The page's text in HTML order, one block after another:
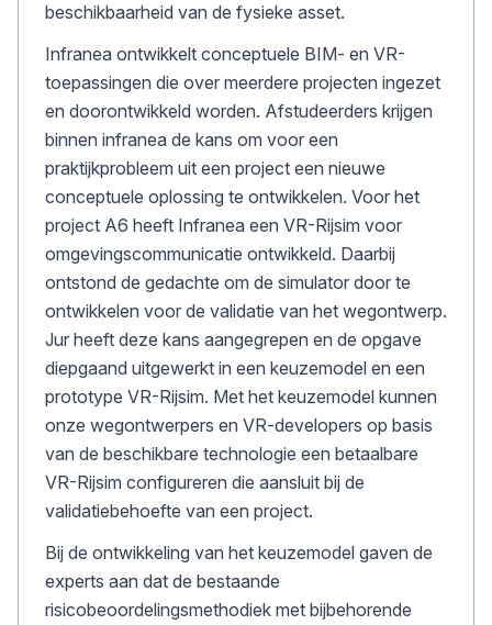
beschikbaarheid van de fysieke asset.
Infranea ontwikkelt conceptuele BIM- en VR-
toepassingen die over meerdere projecten ingezet
en doorontwikkeld worden. Afstudeerders krijgen
binnen infranea de kans om voor een
praktijkprobleem uit een project een nieuwe
conceptuele oplossing te ontwikkelen. Voor het
project A6 heeft Infranea een VR-Rijsim voor
omgevingscommunicatie ontwikkeld. Daarbij
ontstond de gedachte om de simulator door te
ontwikkelen voor de validatie van het wegontwerp.
Jur heeft deze kans aangegrepen en de opgave
diepgaand uitgewerkt in een keuzemodel en een
prototype VR-Rijsim. Met het keuzemodel kunnen
onze wegontwerpers en VR-developers op basis
van de beschikbare technologie een betaalbare
VR-Rijsim configureren die aansluit bij de
validatiebehoefte van een project.
Bij de ontwikkeling van het keuzemodel gaven de
experts aan dat de bestaande
risicobeoordelingsmethodiek met bijbehorende